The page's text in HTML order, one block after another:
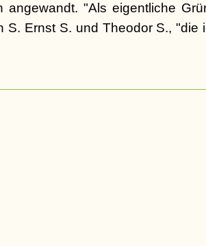
angewandt. "Als eigentliche
S. Ernst S. und Theodor S., "die